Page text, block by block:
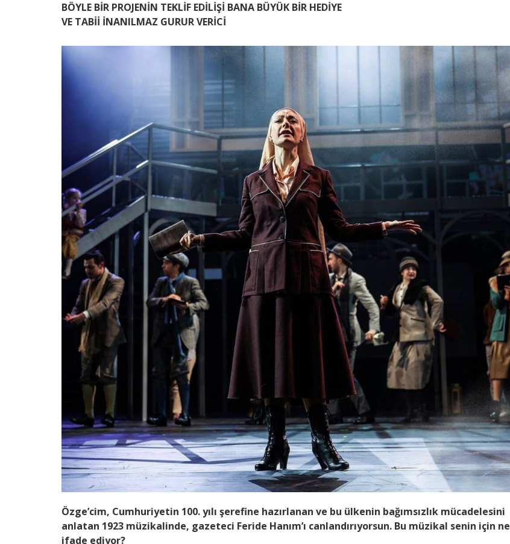
BÖYLE BİR PROJENİN TEKLİF EDİLİŞİ BANA BÜYÜK BİR HEDİYE
VE TABİİ İNANILMAZ GURUR VERİCİ
Özge’cim, Cumhuriyetin 100. yılı şerefine hazırlanan ve bu ülkenin bağımsızlık mücadelesini
anlatan 1923 müzikalinde, gazeteci Feride Hanım’ı canlandırıyorsun. Bu müzikal senin için ne
ifade ediyor?